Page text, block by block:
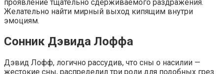
проявление тщательно сдерживаемого раздражения.
Желательно найти мирный выход кипящим внутри
эмоциям.
Сонник Дэвида Лоффа
Дэвид Лофф, логично рассудив, что сны о насилии —
жестокие сны, распределил три роли для подобных грез.